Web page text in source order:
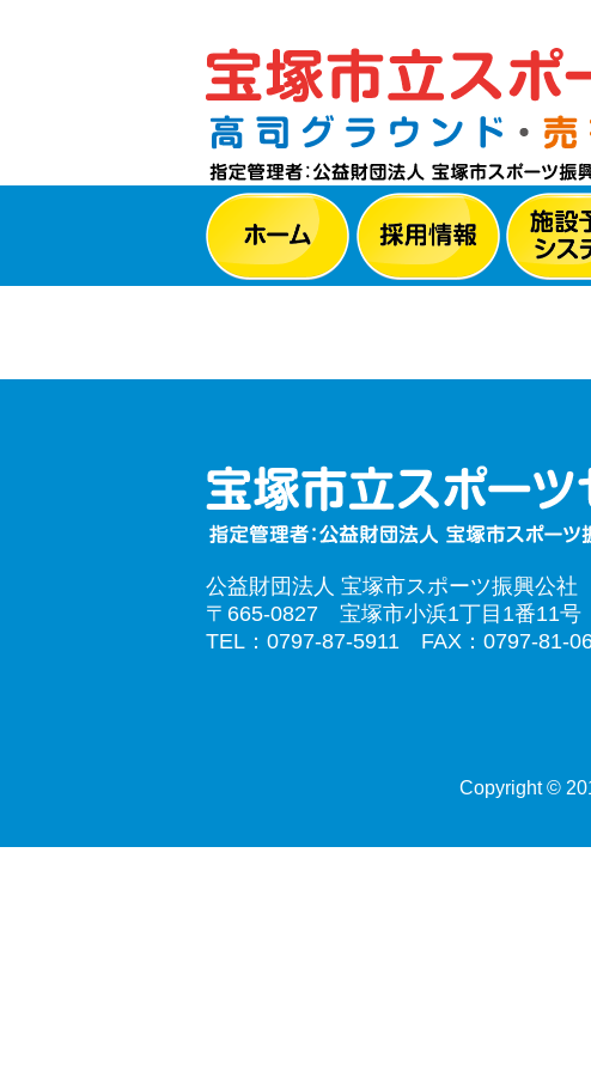
公益財団法人 宝塚市スポーツ振興公社
〒665-0827 宝塚市小浜1丁目1番11号
TEL：0797-87-5911 FAX：0797-81-
Copyright ©